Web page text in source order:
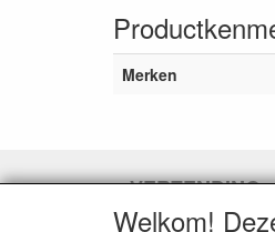
Merken
VERZENDING
Herroepingslink
Welkom!